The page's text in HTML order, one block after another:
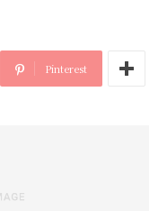
Pinterest